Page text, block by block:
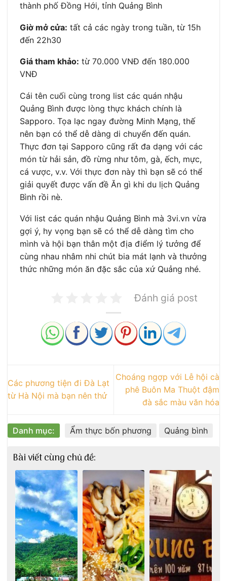
thành phố Đồng Hới, tỉnh Quảng Bình
Giờ mở cửa: tất cả các ngày trong tuần, từ 15h
đến 22h30
Giá tham khảo: từ 70.000 VNĐ đến 180.000
VNĐ
Cái tên cuối cùng trong list các quán nhậu
Quảng Bình được lòng thực khách chính là
Sapporo. Tọa lạc ngay đường Minh Mạng, thế
nên bạn có thể dễ dàng di chuyển đến quán.
Thực đơn tại Sapporo cũng rất đa dạng với các
món từ hải sản, đồ rừng như tôm, gà, ếch, mực,
cá vược, v.v. Với thực đơn này thì bạn sẽ có thể
giải quyết được vấn đề Ăn gì khi du lịch Quảng
Bình rồi nè.
Với list các quán nhậu Quảng Bình mà 3vi.vn vừa
gợi ý, hy vọng bạn sẽ có thể dễ dàng tìm cho
mình và hội bạn thân một địa điểm lý tưởng để
cùng nhau nhâm nhi chút bia mát lạnh và thưởng
thức những món ăn đặc sắc của xứ Quảng nhé.
Đánh giá post
Các phương tiện đi Đà Lạt
từ Hà Nội mà bạn nên thử
Choáng ngợp với Lễ hội cà
phê Buôn Ma Thuột đậm
đà sắc màu văn hóa
Danh mục: Ẩm thực bốn phương Quảng bình
Bài viết cùng chủ đề: